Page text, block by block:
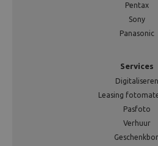
Pentax
Sony
Panasonic
Services
Digitaliseren
Leasing
Pasfoto
Verhuur